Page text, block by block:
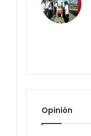
Opinión